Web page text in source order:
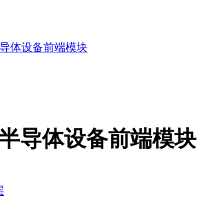
体设备前端模块
导体设备前端模块